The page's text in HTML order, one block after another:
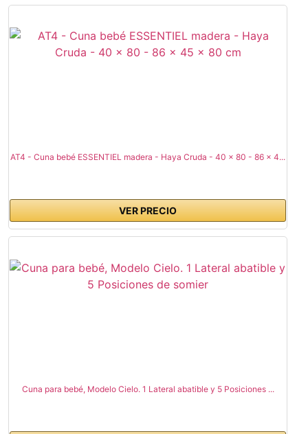
AT4 - Cuna bebé ESSENTIEL madera - Haya Cruda - 40 x 80 - 86 x 4...
VER PRECIO
Cuna para bebé, Modelo Cielo. 1 Lateral abatible y 5 Posiciones ...